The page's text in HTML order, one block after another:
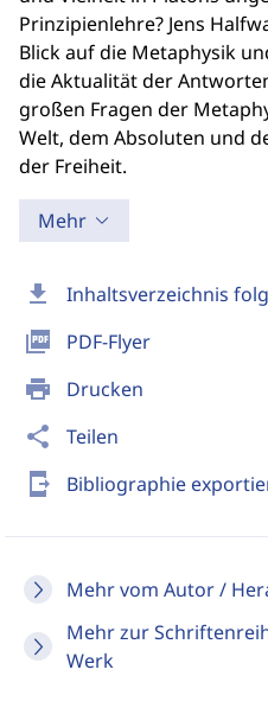
download Inhaltsverzeichnis
picture_as_pdf PDF-Flyer
print Drucken
share Teilen
send_to_mobile Bibliographie
Mehr vom Autor /
Mehr zur
Werk
Prinzipienlehre? Jens
Blick auf die Metaphysik
die Aktualität der
großen Fragen der
Welt, dem Absoluten und
der Freiheit.
Mehr